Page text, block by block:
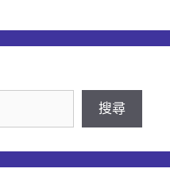
搜尋